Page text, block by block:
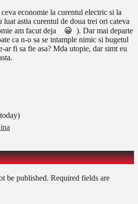
economie la curentul electric si la
luat astia curentul de doua trei ori cateva
am facut deja 😀 ). Dar mai departe
ca n-o sa se intample nimic si bugetul
ar fi sa fie asa? Mda utopie, dar simt eu
be published. Required fields are